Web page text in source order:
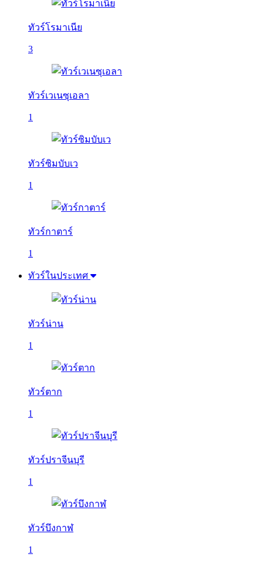
ทัวร์โรมาเนีย
3
ทัวร์เวเนซุเอลา
1
ทัวร์ซิมบับเว
1
ทัวร์กาตาร์
1
ทัวร์ในประเทศ
ทัวร์น่าน
1
ทัวร์ตาก
1
ทัวร์ปราจีนบุรี
1
ทัวร์บึงกาฬ
1